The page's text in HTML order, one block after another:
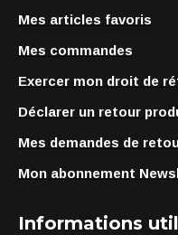
Mes articles favoris
Mes commandes
Exercer mon droit de
Déclarer un retour
Mes demandes de
Mon abonnement
Informations